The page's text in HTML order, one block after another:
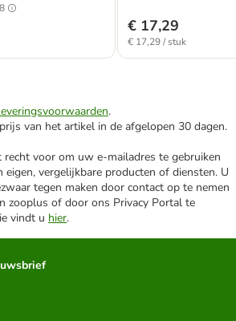
€ 17,29
€ 17,29 / stuk
.
van het artikel in de afgelopen 30 dagen.
voor om uw e-mailadres te gebruiken
vergelijkbare producten of diensten. U
tegen maken door contact op te nemen
zooplus of door ons Privacy Portal te
vindt u hier.